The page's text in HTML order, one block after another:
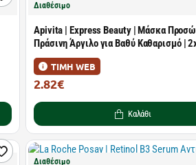
Διαθέσιμο
Apivita | Express Beauty | Μάσκα
Πράσινη Άργιλο για Βαθύ Καθαρισμό |
ΤΙΜΗ WEB
2.82€
Καλάθι
Διαθέσιμο